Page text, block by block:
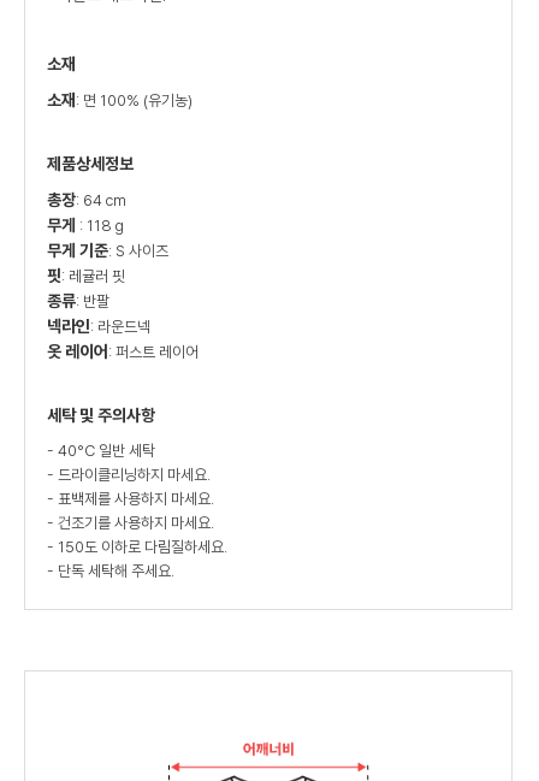
소재
소재 : 면 100% (유기농)
제품상세정보
총장: 64 cm
무게 : 118 g
무게 기준: S 사이즈
핏: 레귤러 핏
종류: 반팔
넥라인: 라운드넥
옷 레이어 : 퍼스트 레이어
세탁 및 주의사항
- 40°C 일반 세탁
- 드라이클리닝하지 마세요.
- 표백제를 사용하지 마세요.
- 건조기를 사용하지 마세요.
- 150도 이하로 다림질하세요.
- 단독 세탁해 주세요.